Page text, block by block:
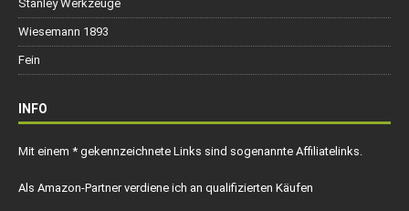
Stanley Werkzeuge
Wiesemann 1893
Fein
INFO
Mit einem * gekennzeichnete Links sind sogenannte Affiliatelinks.
Als Amazon-Partner verdiene ich an qualifizierten Käufen